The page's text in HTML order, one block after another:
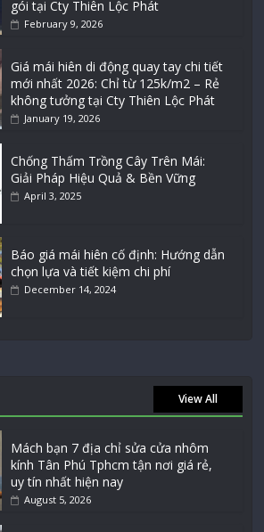
gói tại Cty Thiên Lộc Phát
February 9, 2026
Giá mái hiên di động quay tay chi tiết
mới nhất 2026: Chỉ từ 125k/m2 – Rẻ
không tưởng tại Cty Thiên Lộc Phát
January 19, 2026
Chống Thấm Trồng Cây Trên Mái:
Giải Pháp Hiệu Quả & Bền Vững
April 3, 2025
Báo giá mái hiên cố định: Hướng dẫn
chọn lựa và tiết kiệm chi phí
December 14, 2024
View All
Mách bạn 7 địa chỉ sửa cửa nhôm
kính Tân Phú Tphcm tận nơi giá rẻ,
uy tín nhất hiện nay
August 5, 2026